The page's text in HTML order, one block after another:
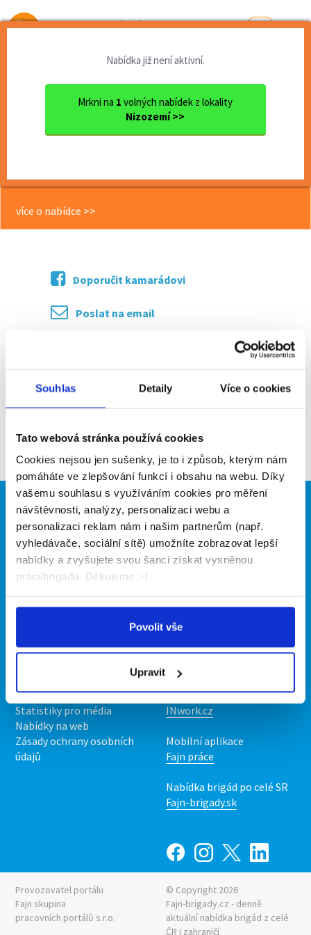
Souhlas Detaily Více o cookies
Tato webová stránka používá cookies
Cookies nejsou jen sušenky, je to i způsob, kterým nám
pomáháte ve zlepšování funkcí i obsahu na webu. Díky
vašemu souhlasu s využíváním cookies pro měření
návštěvnosti, analýzy, personalizaci webu a
personalizaci reklam nám i našim partnerům (např.
vyhledávače, sociální sítě) umožníte zobrazovat lepší
nabídky a zvyšujete svou šanci získat vysněnou
práci/brigádu. Děkujeme :-)
Povolit vše
Upravit
Od první brigády
Nabídka již není aktivní.
Mrkni na 1 volných nabídek z lokality
Nizozemí >>
Aupair v Rotterdamu Ihned ...
<< Zpět
více o nabídce >>
Doporučit kamarádovi
Poslat na email
Zpět
Brigádníci
Články
Hledané brigády
Firmy
Vložit inzerát
Ceník
Kontakt
Upravit předvolby cookies
Statistiky pro média
Nabídky na web
Zásady ochrany osobních
údajů
Naše další projekty
Mobilní aplikace
Nabídka práce z celé ČR
INwork.cz
Mobilní aplikace
Fajn práce
Nabídka brigád po celé SR
Fajn-brigady.sk
Provozovatel portálu
Fajn skupina
pracovních portálů s.r.o.
© Copyright 2026
Fajn-brigady.cz - denně
aktuální nabídka brigád z celé
ČR i zahraničí